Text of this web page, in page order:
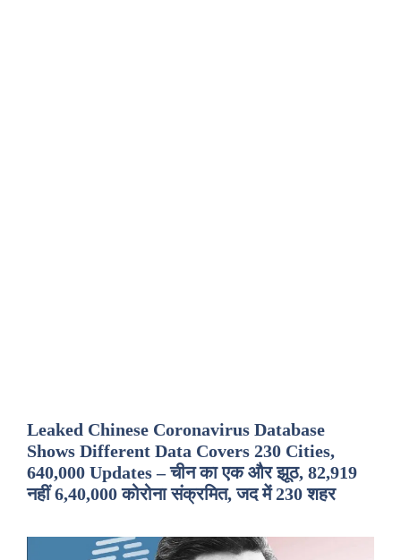
Leaked Chinese Coronavirus Database
Shows Different Data Covers 230 Cities,
640,000 Updates – चीन का एक और झूठ, 82,919
नहीं 6,40,000 कोरोना संक्रमित, जद में 230 शहर